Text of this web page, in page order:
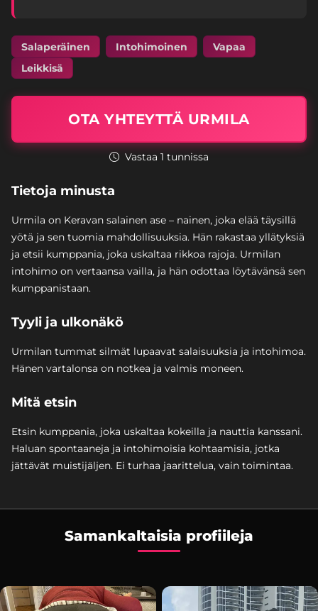
Salaperäinen Intohimoinen
Vapaa
Leikkisä
OTA YHTEYTTÄ URMILA
Vastaa 1 tunnissa
Tietoja minusta
Urmila on Keravan salainen ase – nainen, joka elää täysillä
yötä ja sen tuomia mahdollisuuksia. Hän rakastaa yllätyksiä
ja etsii kumppania, joka uskaltaa rikkoa rajoja. Urmilan
intohimo on vertaansa vailla, ja hän odottaa löytävänsä sen
kumppanistaan.
Tyyli ja ulkonäkö
Urmilan tummat silmät lupaavat salaisuuksia ja intohimoa.
Hänen vartalonsa on notkea ja valmis moneen.
Mitä etsin
Etsin kumppania, joka uskaltaa kokeilla ja nauttia kanssani.
Haluan spontaaneja ja intohimoisia kohtaamisia, jotka
jättävät muistijäljen. Ei turhaa jaarittelua, vain toimintaa.
Samankaltaisia profiileja